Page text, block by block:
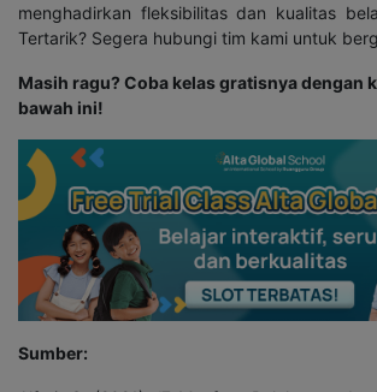
menghadirkan fleksibilitas dan kualitas
Tertarik? Segera hubungi tim kami untuk
Masih ragu? Coba kelas gratisnya dengan
bawah ini!
Sumber: